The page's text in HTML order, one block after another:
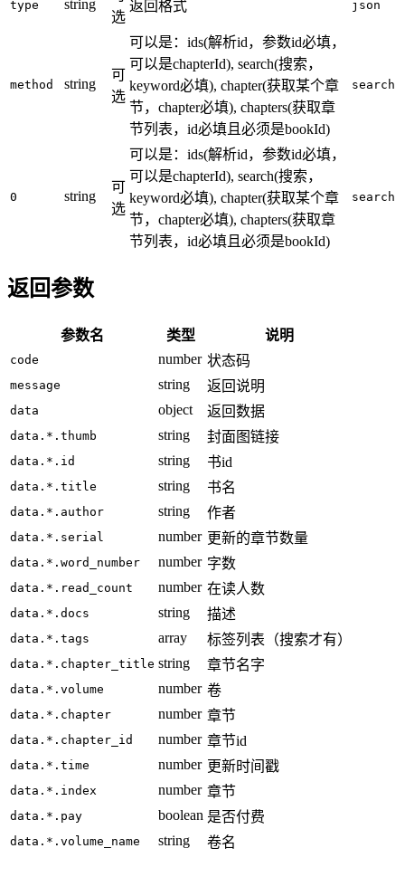
type string
选
返回格式 json
method string
可
选
可以是：ids(解析id，参数id必填，
可以是chapterId), search(搜索，
keyword必填), chapter(获取某个章
节，chapter必填), chapters(获取章
节列表，id必填且必须是bookId)
search
0 string
可
选
可以是：ids(解析id，参数id必填，
可以是chapterId), search(搜索，
keyword必填), chapter(获取某个章
节，chapter必填), chapters(获取章
节列表，id必填且必须是bookId)
search
返回参数
参数名 类型 说明
code number 状态码
message string 返回说明
data object 返回数据
data.*.thumb string 封面图链接
data.*.id string 书id
data.*.title string 书名
data.*.author string 作者
data.*.serial number 更新的章节数量
data.*.word_number number 字数
data.*.read_count number 在读人数
data.*.docs string 描述
data.*.tags array 标签列表（搜索才有）
data.*.chapter_title string 章节名字
data.*.volume number 卷
data.*.chapter number 章节
data.*.chapter_id number 章节id
data.*.time number 更新时间戳
data.*.index number 章节
data.*.pay boolean 是否付费
data.*.volume_name string 卷名